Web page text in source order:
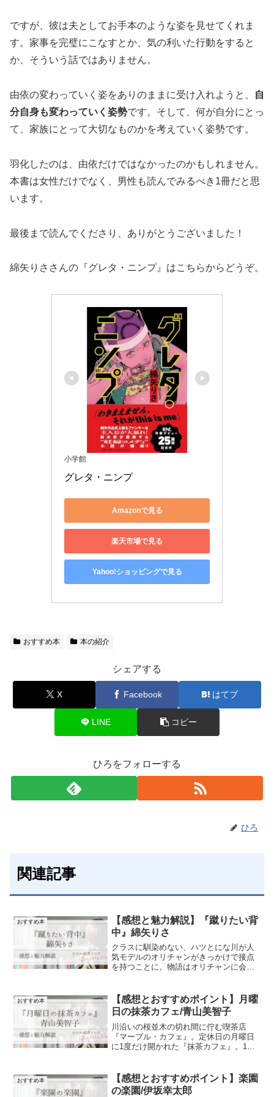
ですが、彼は夫としてお手本のような姿を見せてくれま
す。家事を完璧にこなすとか、気の利いた行動をすると
か、そういう話ではありません。
由依の変わっていく姿をありのままに受け入れようと、
自
分自身も変わっていく姿勢です。そして、何が自分にとっ
て、家族にとって大切なものかを考えていく姿勢です。
羽化したのは、由依だけではなかったのかもしれません。
本書は女性だけでなく、男性も読んでみるべき1冊だと思
います。
最後まで読んでくださり、ありがとうございました！
綿矢りささんの『グレタ・ニンプ』はこちらからどうぞ。
小学館
グレタ・ニンプ
Amazonで見る
楽天市場で見る
Yahoo!ショッピングで見る
おすすめ本 本の紹介
シェアする
X Facebook はてブ
LINE コピー
ひろをフォローする
ひろ
関連記事
おすすめ本
【感想と魅力解説】『蹴りたい背
中』綿矢りさ
クラスに馴染めない、ハツとにな川が人
気モデルのオリチャンがきっかけで接点
を持つことに。物語はオリチャンに会っ
開される。衝動的に湧き上がる感情が圧
倒的に表現された物語。
おすすめ本
【感想とおすすめポイント】月曜
日の抹茶カフェ/青山美智子
川沿いの桜並木の切れ間に佇む喫茶店
『マーブル・カフェ』。定休日の月曜日
に1度だけ開かれた『抹茶カフェ』。1杯
うバトンを渡し繋がっていくシリーズ続
編。
おすすめ本
【感想とおすすめポイント】楽園
の楽園/伊坂幸太郎